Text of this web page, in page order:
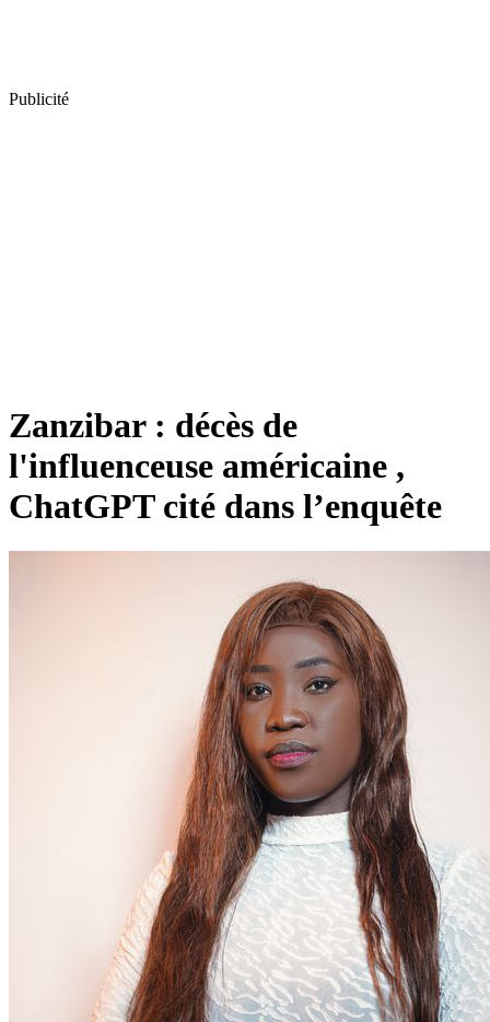
Publicité
Zanzibar : décès de
l'influenceuse américaine ,
ChatGPT cité dans l’enquête